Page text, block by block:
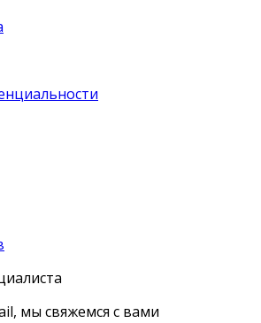
мы свяжемся с вами